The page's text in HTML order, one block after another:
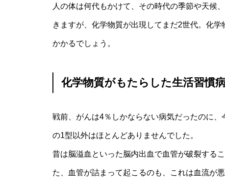
人の体は何代もかけて、その時代の季節や天候
きますが、化学物質が出現してまだ2世代。化
かかるでしょう。
化学物質がもたらした生活習慣
戦前、がんは4％しかならない病気だったのに
の1型以外はほとんどありませんでした。
昔は脳溢血といった脳内出血で血管が破裂する
た、血管が詰まって起こるのも、これは血流が悪